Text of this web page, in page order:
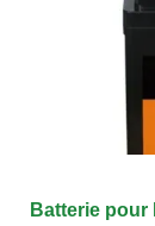
Batterie pour